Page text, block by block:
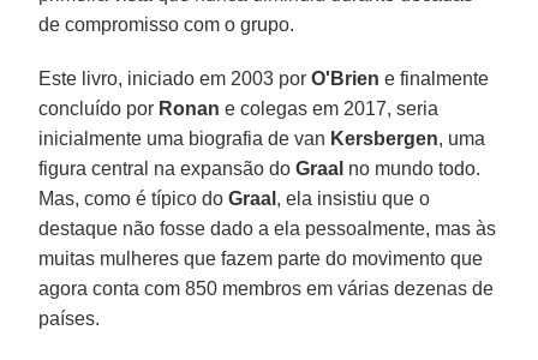
de compromisso com o grupo.
Este livro, iniciado em 2003 porO'Brien e finalmente
concluído por Ronan e colegas em 2017, seria
inicialmente uma biografia de van Kersbergen, uma
figura central na expansão doGraal no mundo todo.
Mas, como é típico doGraal , ela insistiu que o
destaque não fosse dado a ela pessoalmente, mas às
muitas mulheres que fazem parte do movimento que
agora conta com 850 membros em várias dezenas de
países.